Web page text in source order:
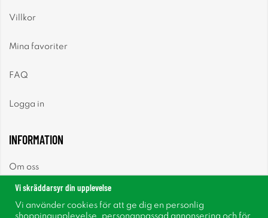
Villkor
Mina favoriter
FAQ
Logga in
INFORMATION
Om oss
Vi skräddarsyr din upplevelse
Vi använder cookies för att ge dig en personlig
shoppingupplevelse, personanpassad annonsering och för